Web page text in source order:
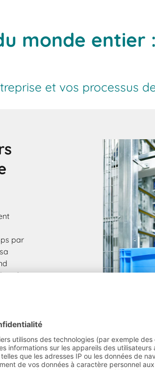
monde entier
et vos processus
par
les